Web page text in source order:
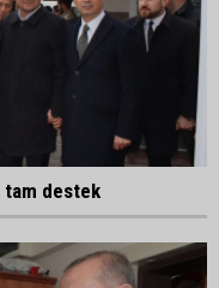
tam destek